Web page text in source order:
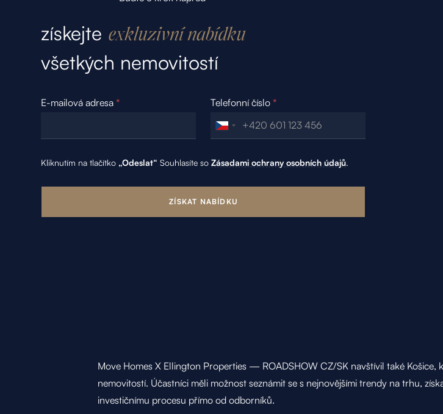
získejte exkluzivní nabídku
všetkých nemovitostí
E-mailová adresa* Telefonní číslo *
Kliknutím na tlačítko „Odeslat“ Souhlasíte soZásadami ochrany osobních údajů.
Move Homes X Ellington Properties — ROADSHOW CZ/SK navštívil také Košice,
nemovitostí. Účastníci měli možnost seznámit se s nejnovějšími trendy na trhu,
investičnímu procesu přímo od odborníků.